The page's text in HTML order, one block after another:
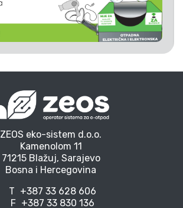
ZEOS eko-sistem d.o.o.
Kamenolom 11
71215 Blažuj, Sarajevo
Bosna i Hercegovina
T +387 33 628 606
F +387 33 830 136